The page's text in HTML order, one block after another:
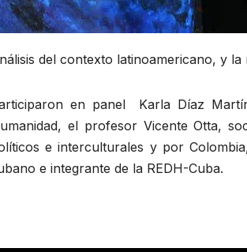
del contexto latinoamericano, y
en panel Karla Díaz
el profesor Vicente Otta,
e interculturales y por
e integrante de la REDH-Cuba.